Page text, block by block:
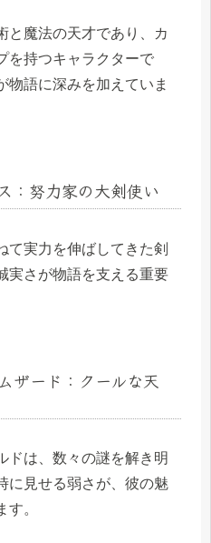
と魔法の天才であり、カ
を持つキャラクターで
物語に深みを加えていま
：努力家の大剣使い
て実力を伸ばしてきた剣
実さが物語を支える重要
ザード：クールな天
ドは、数々の謎を解き明
に見せる弱さが、彼の魅
。